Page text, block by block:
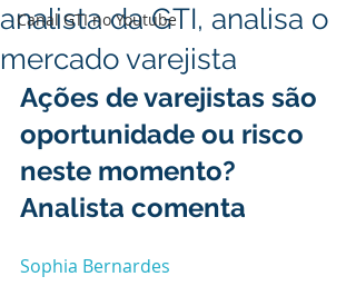
Canal GTI no Youtube
analista da GTI, analisa o
mercado varejista
Ações de varejistas são
oportunidade ou risco
neste momento?
Analista comenta
Sophia Bernardes